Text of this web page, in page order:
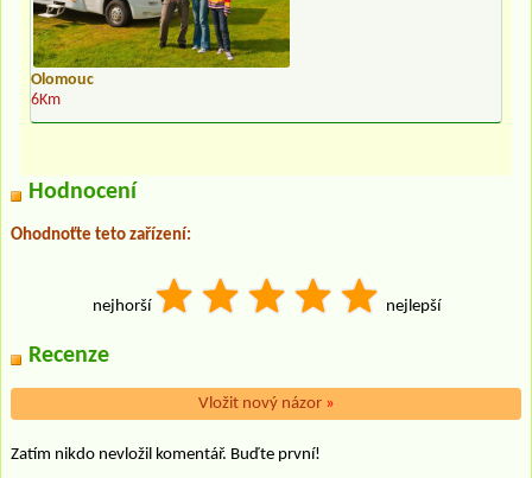
Olomouc
6Km
Hodnocení
Ohodnoťte teto zařízení:
nejhorší nejlepší
Recenze
Vložit nový názor »
Zatím nikdo nevložil komentář. Buďte první!